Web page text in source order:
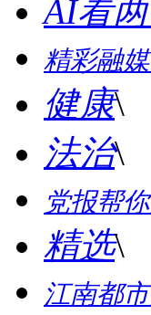
AI看
精彩融
健康\
法治\
党报帮
精选\
江南都